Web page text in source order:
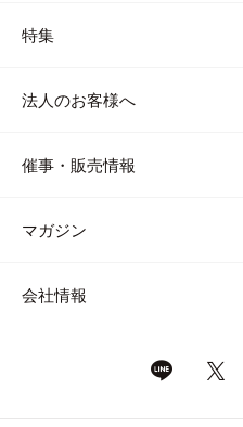
特集
法人のお客様へ
催事・販売情報
マガジン
会社情報